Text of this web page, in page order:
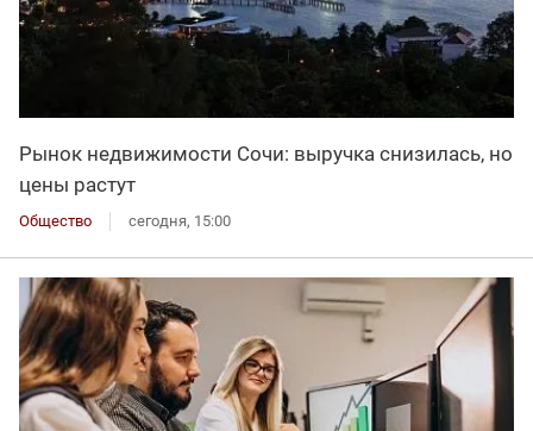
Рынок недвижимости Сочи: выручка снизилась, но
цены растут
Общество сегодня, 15:00